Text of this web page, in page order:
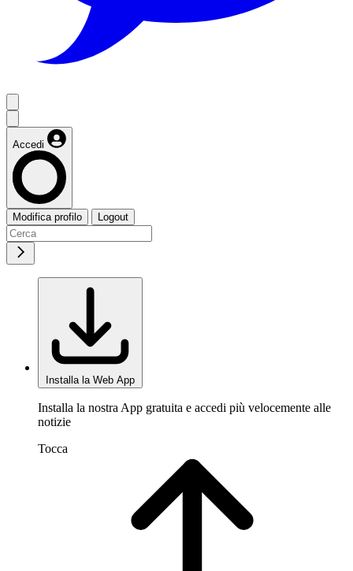
Accedi
Modifica profilo Logout
Installa la Web App
Installa la nostra App gratuita e accedi più velocemente alle
notizie
Tocca